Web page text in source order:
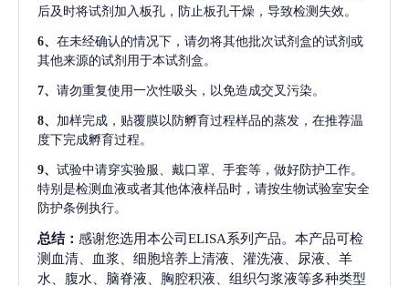
后及时将试剂加入板孔，防止板孔干燥，导致检测失效。
6、 在未经确认的情况下，请勿将其他批次试剂盒的试剂或
其他来源的试剂用于本试剂盒。
7、 请勿重复使用一次性吸头，以免造成交叉污染。
8、 加样完成，贴覆膜以防孵育过程样品的蒸发，在推荐温
度下完成孵育过程。
9、 试验中请穿实验服、戴口罩、手套等，做好防护工作。
特别是检测血液或者其他体液样品时，请按生物试验室安全
防护条例执行。
总结： 感谢您选用本公司ELISA系列产品。本产品可检
测血清、血浆、细胞培养上清液、灌洗液、尿液、羊
水、腹水、脑脊液、胸腔积液、组织匀浆液等多种类型